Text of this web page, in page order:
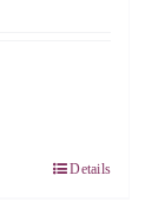
Details